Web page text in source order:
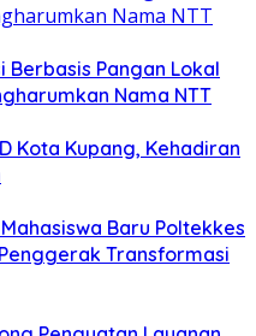
Berbasis Pangan Lokal
Nama NTT
Kota Kupang, Kehadiran
Baru Poltekkes
Transformasi